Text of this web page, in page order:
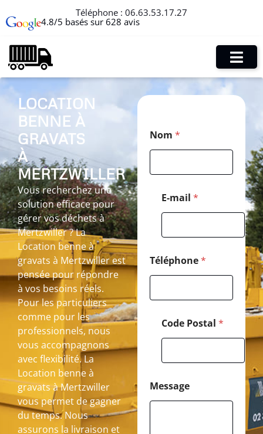
Téléphone : 06.63.53.17.27
4.8/5 basés sur 628 avis
LOCATION
BENNE À
GRAVATS
À
MERTZWILLER
Vous recherchez une
solution efficace pour
gérer vos déchets à
Mertzwiller ? La
Location benne à
gravats à Mertzwiller est
pensée pour répondre
à vos besoins réels.
Pour les particuliers
comme pour les
professionnels, nous
vous accompagnons
avec flexibilité. La
Location benne à
gravats à Mertzwiller
vous permet de gagner
du temps. Nous
assurons la livraison et
Nom *
E-mail *
Téléphone*
Code Postal *
s
a
g
e
*
*
Message